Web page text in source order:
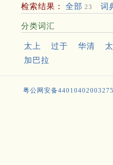
检索结果： 全部 23 词
分类词汇
太上 过于 华清
加巴拉
粤公网安备44010402003275